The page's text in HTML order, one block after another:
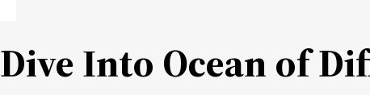
Dive Into Ocean of